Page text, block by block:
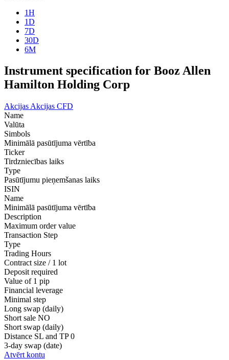
1H
1D
7D
30D
6M
Instrument specification for Booz Allen
Hamilton Holding Corp
Akcijas Akcijas CFD
Name
Valūta
Simbols
Minimālā pasūtījuma vērtība
Ticker
Tirdzniecības laiks
Type
Pasūtījumu pieņemšanas laiks
ISIN
Name
Minimālā pasūtījuma vērtība
Description
Maximum order value
Transaction Step
Type
Trading Hours
Contract size / 1 lot
Deposit required
Value of 1 pip
Financial leverage
Minimal step
Long swap (daily)
Short sale NO
Short swap (daily)
Distance SL and TP 0
3-day swap (date)
Atvērt kontu